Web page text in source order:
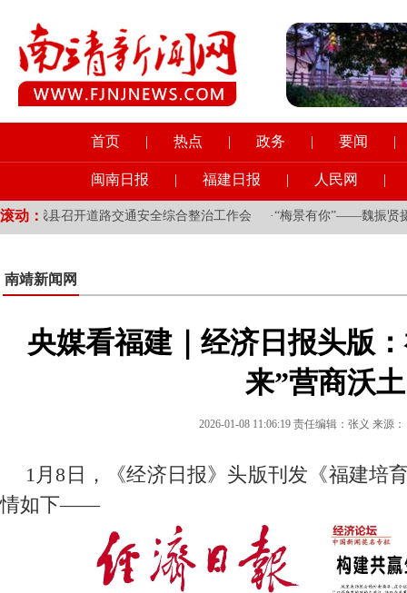
首页 | 热点 | 政务 | 要闻 |
闽南日报 | 福建日报 | 人民网 |
滚动：
·我县召开道路交通安全综合整治工作会 ·“梅景有你”——魏振贤摄影
南靖新闻网
央媒看福建｜经济日报头版
来”营商沃土
2026-01-08 11:06:19 责任编辑：张义 来源
1月8日，《经济日报》头版刊发《福建培
情如下——